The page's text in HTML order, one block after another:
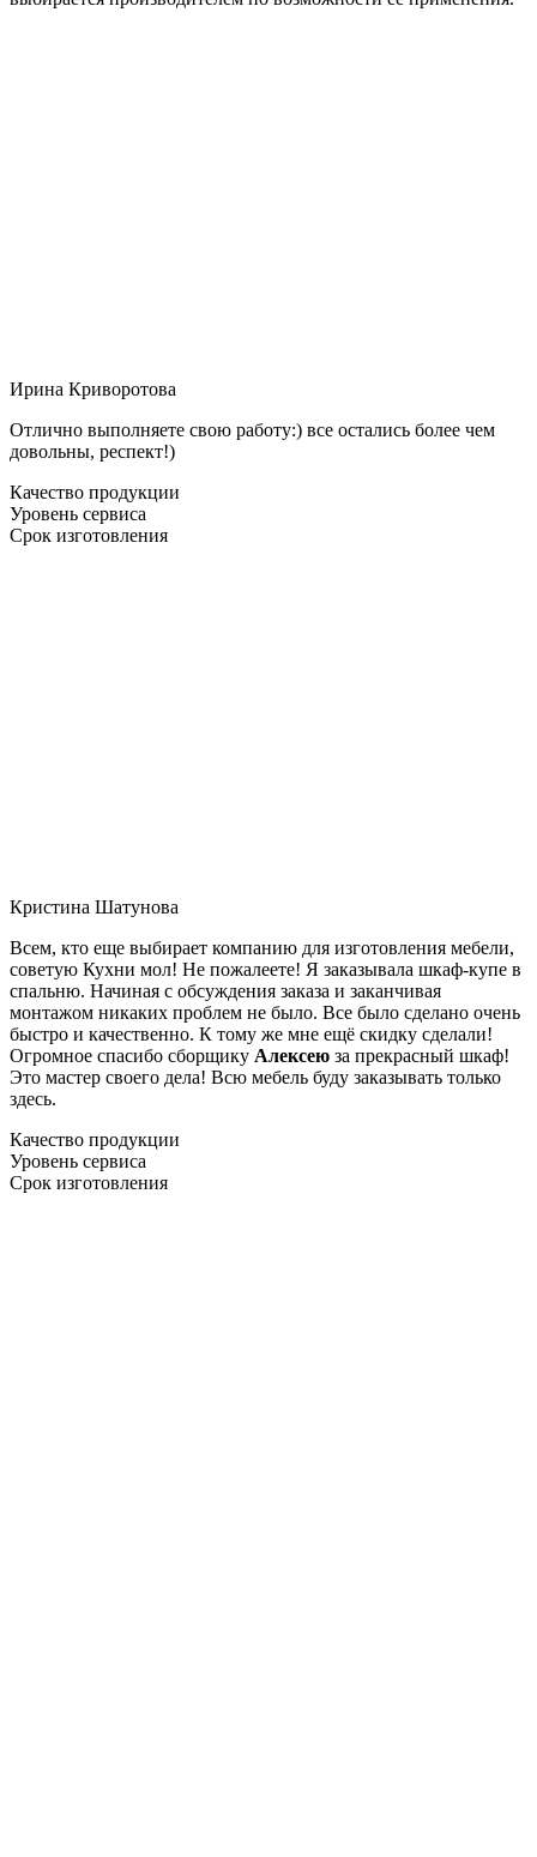
Ирина Криворотова
Отлично выполняете свою работу:) все остались более чем
довольны, респект!)
Качество продукции
Уровень сервиса
Срок изготовления
Кристина Шатунова
Всем, кто еще выбирает компанию для изготовления мебели,
советую Кухни мол! Не пожалеете! Я заказывала шкаф-купе в
спальню. Начиная с обсуждения заказа и заканчивая
монтажом никаких проблем не было. Все было сделано очень
быстро и качественно. К тому же мне ещё скидку сделали!
Огромное спасибо сборщику Алексею за прекрасный шкаф!
Это мастер своего дела! Всю мебель буду заказывать только
здесь.
Качество продукции
Уровень сервиса
Срок изготовления